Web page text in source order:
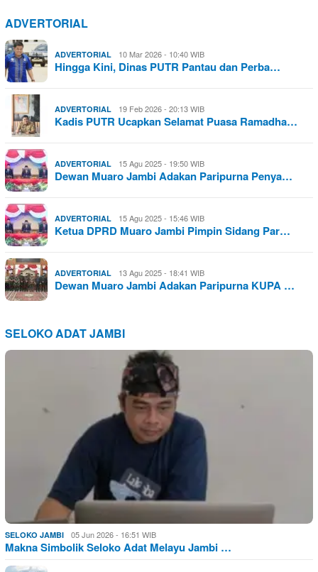
ADVERTORIAL
ADVERTORIAL 10 Mar 2026 - 10:40 WIB
Hingga Kini, Dinas PUTR Pantau dan Perba…
ADVERTORIAL 19 Feb 2026 - 20:13 WIB
Kadis PUTR Ucapkan Selamat Puasa Ramadha…
ADVERTORIAL 15 Agu 2025 - 19:50 WIB
Dewan Muaro Jambi Adakan Paripurna Penya…
ADVERTORIAL 15 Agu 2025 - 15:46 WIB
Ketua DPRD Muaro Jambi Pimpin Sidang Par…
ADVERTORIAL 13 Agu 2025 - 18:41 WIB
Dewan Muaro Jambi Adakan Paripurna KUPA …
SELOKO ADAT JAMBI
SELOKO JAMBI 05 Jun 2026 - 16:51 WIB
Makna Simbolik Seloko Adat Melayu Jambi …